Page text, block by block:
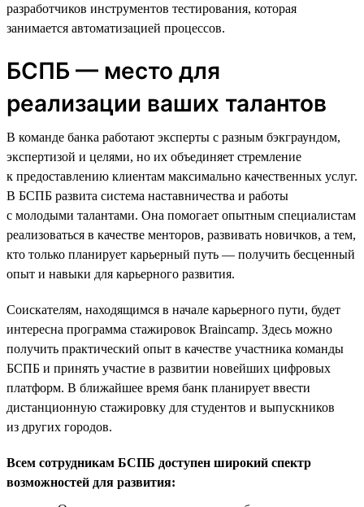
разработчиков инструментов тестирования, которая
занимается автоматизацией процессов.
БСПБ — место для
реализации ваших талантов
В команде банка работают эксперты с разным бэкграундом,
экспертизой и целями, но их объединяет стремление
к предоставлению клиентам максимально качественных услуг.
В БСПБ развита система наставничества и работы
с молодыми талантами. Она помогает опытным специалистам
реализоваться в качестве менторов, развивать новичков, а тем,
кто только планирует карьерный путь — получить бесценный
опыт и навыки для карьерного развития.
Соискателям, находящимся в начале карьерного пути, будет
интересна программа стажировок Braincamp. Здесь можно
получить практический опыт в качестве участника команды
БСПБ и принять участие в развитии новейших цифровых
платформ. В ближайшее время банк планирует ввести
дистанционную стажировку для студентов и выпускников
из других городов.
Всем сотрудникам БСПБ доступен широкий спектр
возможностей для развития: